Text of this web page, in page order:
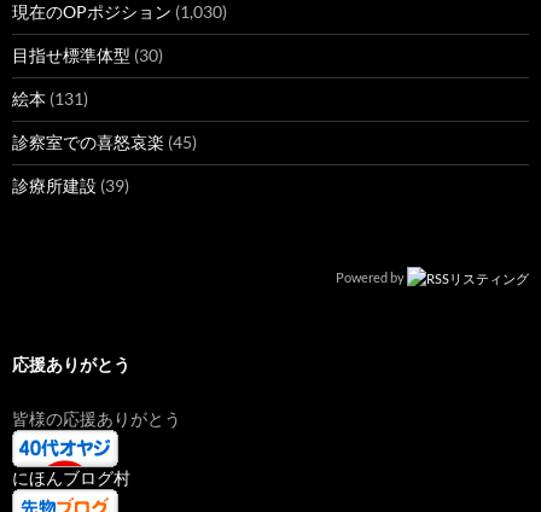
現在のOPポジション (1,030)
目指せ標準体型 (30)
絵本 (131)
診察室での喜怒哀楽 (45)
診療所建設 (39)
Powered by
応援ありがとう
皆様の応援ありがとう
にほんブログ村